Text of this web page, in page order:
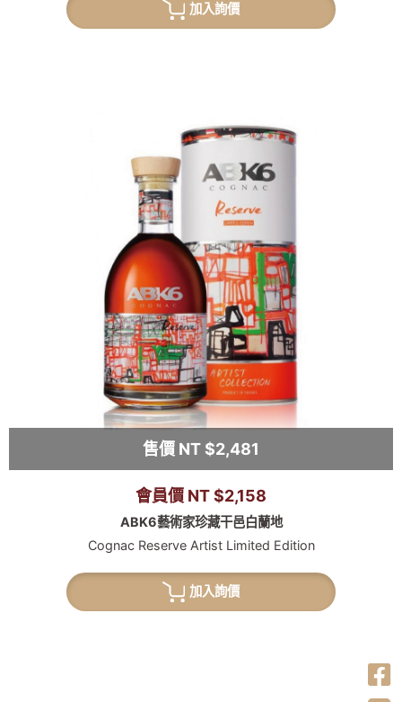
加入詢價
售價 NT $2,481
會員價 NT $2,158
ABK6藝術家珍藏干邑白蘭地
Cognac Reserve Artist Limited Edition
加入詢價